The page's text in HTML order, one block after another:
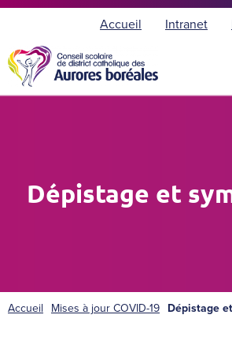
Accueil Intranet
Dépistage et
Accueil Mises à jour COVID-19 Dépistage